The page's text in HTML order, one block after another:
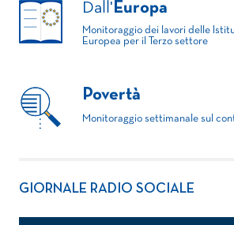
Dall' Europa
Monitoraggio dei lavori delle
Europea per il Terzo settore
Povertà
Monitoraggio settimanale sul
GIORNALE RADIO SOCIALE